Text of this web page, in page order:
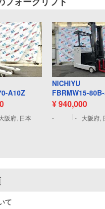
A10Z
阪府, 日本
NICHIYU
FBRMW15-
¥ 940,000
- - 大阪府,
て